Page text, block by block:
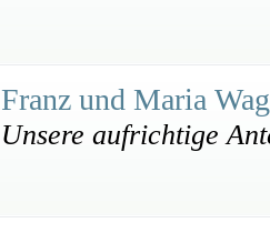
Franz und Maria
Unsere aufrichtige